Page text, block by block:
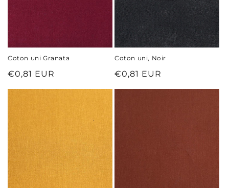
Coton uni Granata
Prix
€0,81 EUR
Coton uni, Noir
Prix
€0,81 EUR